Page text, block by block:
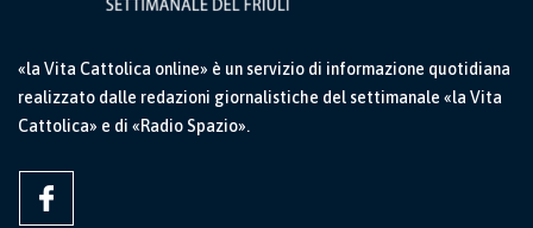
«la Vita Cattolica online» è un servizio di informazione quotidiana
realizzato dalle redazioni giornalistiche del settimanale «la Vita
Cattolica» e di «Radio Spazio».